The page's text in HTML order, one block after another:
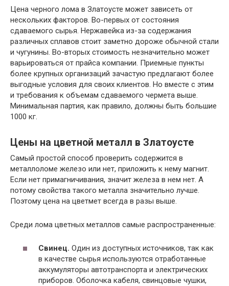
Негабаритный и габаритный чугун
~ 19 —
Цена черного лома в Златоусте может зависеть от
нескольких факторов. Во-первых от состояния
сдаваемого сырья. Нержавейка из-за содержания
различных сплавов стоит заметно дороже обычной стали
и чугунины. Во-вторых стоимость незначительно может
варьироваться от прайса компании. Приемные пункты
более крупных организаций зачастую предлагают более
выгодные условия для своих клиентов. Но вместе с этим
и требования к объемам сдаваемого чермета выше.
Минимальная партия, как правило, должны быть большие
1000 кг.
Цены на цветной металл в Златоусте
Самый простой способ проверить содержится в
металлоломе железо или нет, приложить к нему магнит.
Если нет примагничивания, значит железа в нем нет. А
потому свойства такого металла значительно лучше.
Поэтому цена на цветмет всегда в разы выше.
Среди лома цветных металлов самые распространенные:
Свинец. Один из доступных источников, так как
в качестве сырья используются отработанные
аккумуляторы автотранспорта и электрических
приборов. Оболочка кабеля, свинцовые чушки,